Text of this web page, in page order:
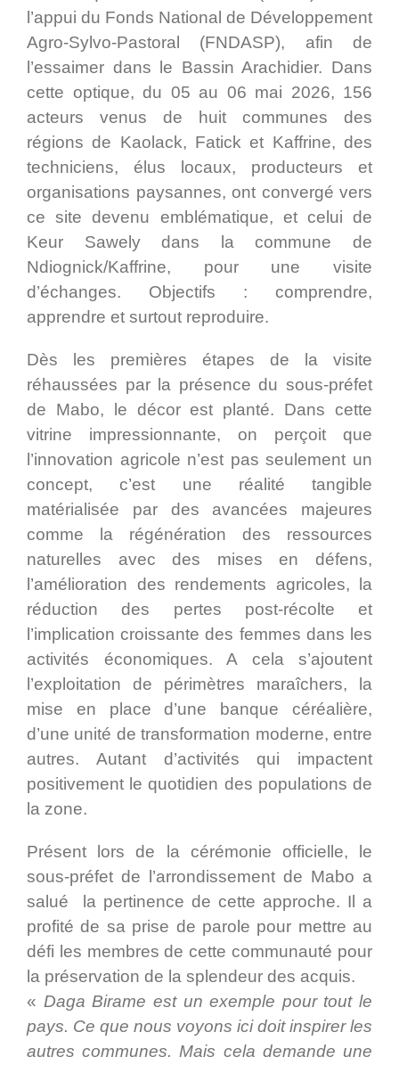
l’appui du Fonds National de Développement
Agro-Sylvo-Pastoral (FNDASP), afin de
l’essaimer dans le Bassin Arachidier. Dans
cette optique, du 05 au 06 mai 2026, 156
acteurs venus de huit communes des
régions de Kaolack, Fatick et Kaffrine, des
techniciens, élus locaux, producteurs et
organisations paysannes, ont convergé vers
ce site devenu emblématique, et celui de
Keur Sawely dans la commune de
Ndiognick/Kaffrine, pour une visite
d’échanges. Objectifs : comprendre,
apprendre et surtout reproduire.
Dès les premières étapes de la visite
réhaussées par la présence du sous-préfet
de Mabo, le décor est planté. Dans cette
vitrine impressionnante, on perçoit que
l’innovation agricole n’est pas seulement un
concept, c’est une réalité tangible
matérialisée par des avancées majeures
comme la régénération des ressources
naturelles avec des mises en défens,
l’amélioration des rendements agricoles, la
réduction des pertes post-récolte et
l’implication croissante des femmes dans les
activités économiques. A cela s’ajoutent
l’exploitation de périmètres maraîchers, la
mise en place d’une banque céréalière,
d’une unité de transformation moderne, entre
autres. Autant d’activités qui impactent
positivement le quotidien des populations de
la zone.
Présent lors de la cérémonie officielle, le
sous-préfet de l’arrondissement de Mabo a
salué la pertinence de cette approche. Il a
profité de sa prise de parole pour mettre au
défi les membres de cette communauté pour
la préservation de la splendeur des acquis.
« Daga Birame est un exemple pour tout le
pays. Ce que nous voyons ici doit inspirer les
autres communes. Mais cela demande une